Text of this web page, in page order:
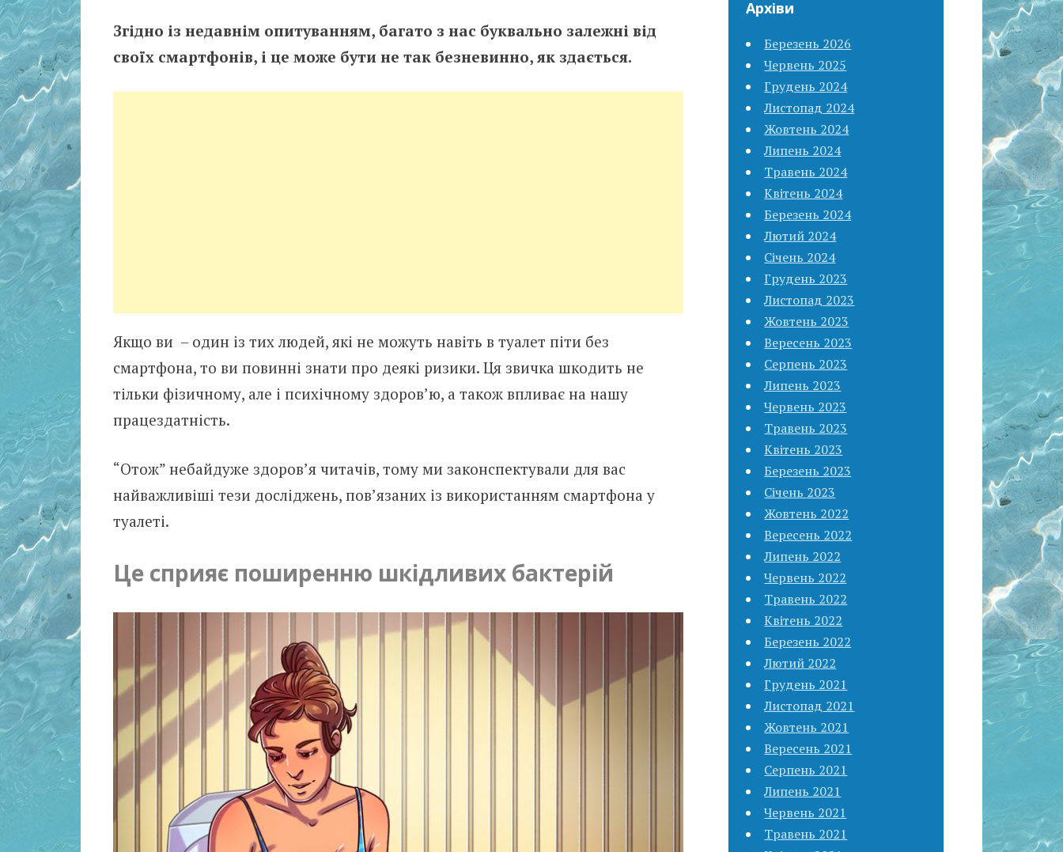
Згідно із недавнім опитуванням, багато з нас буквально залежні від
своїх смартфонів, і це може бути не так безневинно, як здається.
Якщо ви – один із тих людей, які не можуть навіть в туалет піти без
смартфона, то ви повинні знати про деякі ризики. Ця звичка шкодить не
тільки фізичному, але і психічному здоров’ю, а також впливає на нашу
працездатність.
“Отож” небайдуже здоров’я читачів, тому ми законспектували для вас
найважливіші тези досліджень, пов’язаних із використанням смартфона у
туалеті.
Це сприяє поширенню шкідливих бактерій
Архіви
Березень 2026
Червень 2025
Грудень 2024
Листопад 2024
Жовтень 2024
Липень 2024
Травень 2024
Квітень 2024
Березень 2024
Лютий 2024
Січень 2024
Грудень 2023
Листопад 2023
Жовтень 2023
Вересень 2023
Серпень 2023
Липень 2023
Червень 2023
Травень 2023
Квітень 2023
Березень 2023
Січень 2023
Жовтень 2022
Вересень 2022
Липень 2022
Червень 2022
Травень 2022
Квітень 2022
Березень 2022
Лютий 2022
Грудень 2021
Листопад 2021
Жовтень 2021
Вересень 2021
Серпень 2021
Липень 2021
Червень 2021
Травень 2021